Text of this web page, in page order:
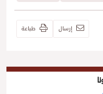
إرسال طباعة